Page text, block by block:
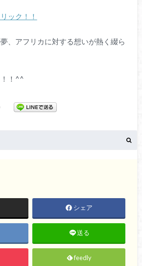
ック！！
、アフリカに対する想いが熱く綴ら
！^^
シェア
送る
feedly